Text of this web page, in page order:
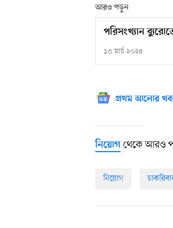
আরও পড়ুন
পরিসংখ্যান
১৩ মার্চ ২০২৫
প্রথম আলোর
নিয়োগ থেকে আরও
নিয়োগ